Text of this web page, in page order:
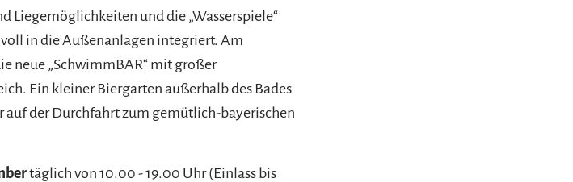
Liegemöglichkeiten und die „Wasserspiele“
in die Außenanlagen integriert. Am
neue „SchwimmBAR“ mit großer
Ein kleiner Biergarten außerhalb des Bades
auf der Durchfahrt zum gemütlich-bayerischen
täglich von 10.00 - 19.00 Uhr (Einlass bis